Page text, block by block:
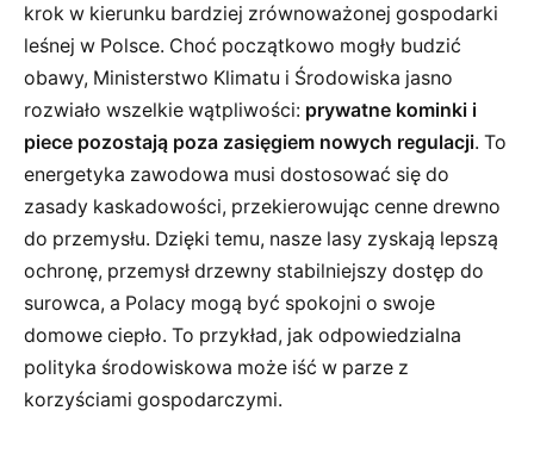
krok w kierunku bardziej zrównoważonej gospodarki
leśnej w Polsce. Choć początkowo mogły budzić
obawy, Ministerstwo Klimatu i Środowiska jasno
rozwiało wszelkie wątpliwości: prywatne kominki i
piece pozostają poza zasięgiem nowych regulacji. To
energetyka zawodowa musi dostosować się do
zasady kaskadowości, przekierowując cenne drewno
do przemysłu. Dzięki temu, nasze lasy zyskają lepszą
ochronę, przemysł drzewny stabilniejszy dostęp do
surowca, a Polacy mogą być spokojni o swoje
domowe ciepło. To przykład, jak odpowiedzialna
polityka środowiskowa może iść w parze z
korzyściami gospodarczymi.